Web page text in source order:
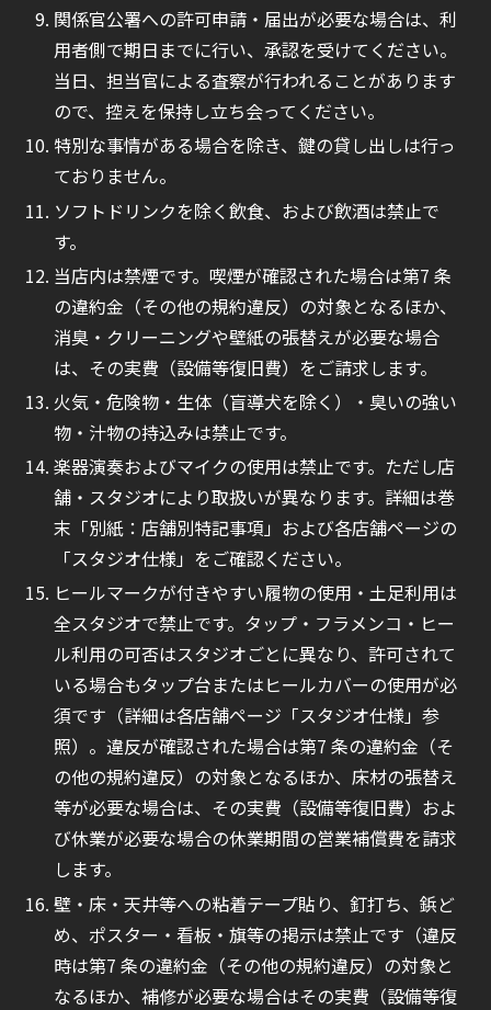
関係官公署への許可申請・届出が必要な場合は、利
用者側で期日までに行い、承認を受けてください。
当日、担当官による査察が行われることがあります
ので、控えを保持し立ち会ってください。
特別な事情がある場合を除き、鍵の貸し出しは行っ
ておりません。
ソフトドリンクを除く飲食、および飲酒は禁止で
す。
当店内は禁煙です。喫煙が確認された場合は第7 条
の違約金（その他の規約違反）の対象となるほか、
消臭・クリーニングや壁紙の張替えが必要な場合
は、その実費（設備等復旧費）をご請求します。
火気・危険物・生体（盲導犬を除く）・臭いの強い
物・汁物の持込みは禁止です。
楽器演奏およびマイクの使用は禁止です。ただし店
舗・スタジオにより取扱いが異なります。詳細は巻
末「別紙：店舗別特記事項」および各店舗ページの
「スタジオ仕様」をご確認ください。
ヒールマークが付きやすい履物の使用・土足利用は
全スタジオで禁止です。タップ・フラメンコ・ヒー
ル利用の可否はスタジオごとに異なり、許可されて
いる場合もタップ台またはヒールカバーの使用が必
須です（詳細は各店舗ページ「スタジオ仕様」参
照）。違反が確認された場合は第7 条の違約金（そ
の他の規約違反）の対象となるほか、床材の張替え
等が必要な場合は、その実費（設備等復旧費）およ
び休業が必要な場合の休業期間の営業補償費を請求
します。
壁・床・天井等への粘着テープ貼り、釘打ち、鋲ど
め、ポスター・看板・旗等の掲示は禁止です（違反
時は第7 条の違約金（その他の規約違反）の対象と
なるほか、補修が必要な場合はその実費（設備等復